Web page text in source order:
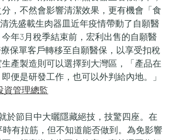
，不然會影響清潔效果，更有機會「食
洗盛載生肉器皿近年疫情帶動了自願醫
年3月稅季結束前，宏利出售的自願醫
保單客戶轉移至自願醫保，以享受扣稅
產製造則可以選擇到大灣區，「產品在
便是研發工作，也可以外判給內地。」
資管理總監
於節目中大曬隱藏絕技，技驚四座。在
有拉筋，但不知道能否做到。為免影響